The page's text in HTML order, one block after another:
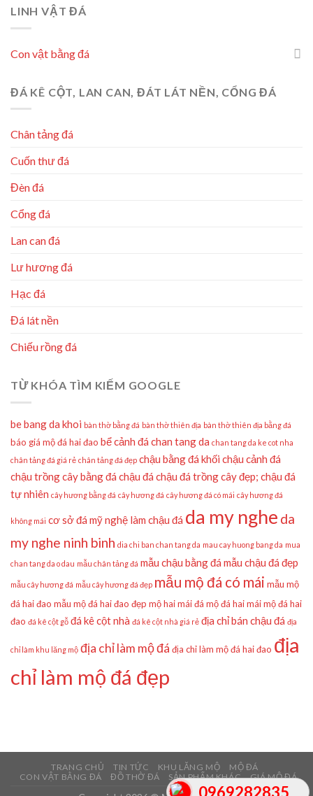
0969282835
LINH VẬT ĐÁ
Con vật bằng đá
ĐÁ KÊ CỘT, LAN CAN, ĐÁT LÁT NỀN, CỔNG ĐÁ
Chân tảng đá
Cuốn thư đá
Đèn đá
Cổng đá
Lan can đá
Lư hương đá
Hạc đá
Đá lát nền
Chiếu rồng đá
TỪ KHÓA TÌM KIẾM GOOGLE
be bang da khoi bàn thờ bằng đá bàn thờ thiên địa bàn thờ thiên địa bằng đá
báo giá mộ đá hai đao bể cảnh đá chan tang da chan tang da ke cot nha
chân tảng đá giá rẻ chân tảng đá đẹp chậu bằng đá khối chậu cảnh đá
chậu trồng cây bằng đá chậu đá chậu đá trồng cây đẹp; chậu đá
tự nhiên cây hương bằng đá cây hương đá cây hương đá có mái cây hương đá
không mái cơ sở đá mỹ nghệ làm chậu đá da my nghe da
my nghe ninh binh dia chi ban chan tang da mau cay huong bang da mua
chan tang da o dau mẫu chân tảng đá mẫu chậu bằng đá mẫu chậu đá đẹp
mẫu cây hương đá mẫu cây hương đá đẹp mẫu mộ đá có mái mẫu mộ
đá hai đao mẫu mộ đá hai đao đẹp mộ hai mái đá mộ đá hai máimộ đá hai
đao đá kê cột gỗ đá kê cột nhà đá kê cột nhà giá rẻ địa chỉ bán chậu đá địa
chỉ làm khu lăng mộ địa chỉ làm mộ đá địa chỉ làm mộ đá hai đao địa
chỉ làm mộ đá đẹp
TRANG CHỦ TIN TỨC KHU LĂNG MỘ
MỘ ĐÁ
CON VẬT BẰNG ĐÁ
ĐỒ THỜ ĐÁ SẢN PHẨM KHÁC GIÁ MỘ ĐÁ